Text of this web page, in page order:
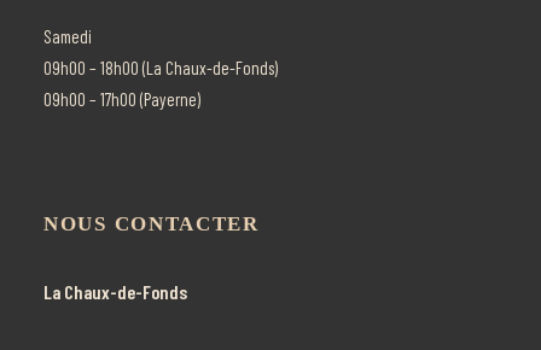
Samedi
09h00 – 18h00 (La Chaux-de-Fonds)
09h00 – 17h00 (Payerne)
NOUS CONTACTER
La Chaux-de-Fonds